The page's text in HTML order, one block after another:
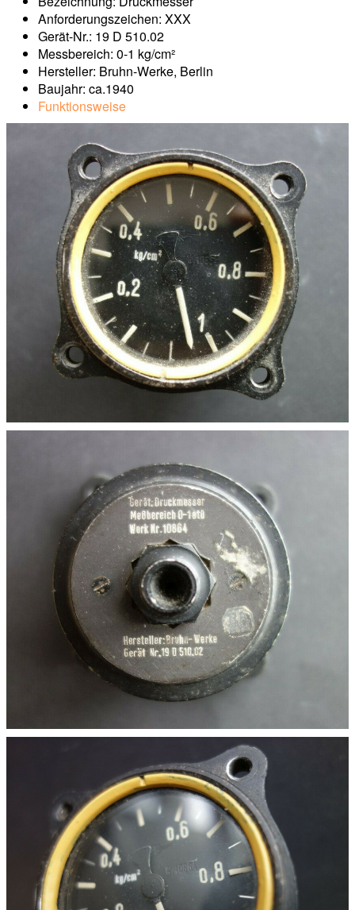
Anforderungszeichen: XXX
Gerät-Nr.: 19 D 510.02
Messbereich: 0-1 kg/cm²
Hersteller: Bruhn-Werke, Berlin
Baujahr: ca.1940
Funktionsweise